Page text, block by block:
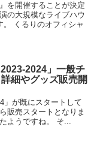
を開催することが決定
の大規模なライブハウ
くるりのオフィシャ
2024」一般チ
細やグッズ販売開
」が既にスタートして
販売スタートとなりま
ようですね。 そ...